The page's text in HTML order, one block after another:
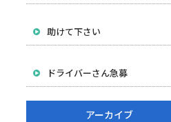
助けて下さい
ドライバーさん急募
アーカイブ